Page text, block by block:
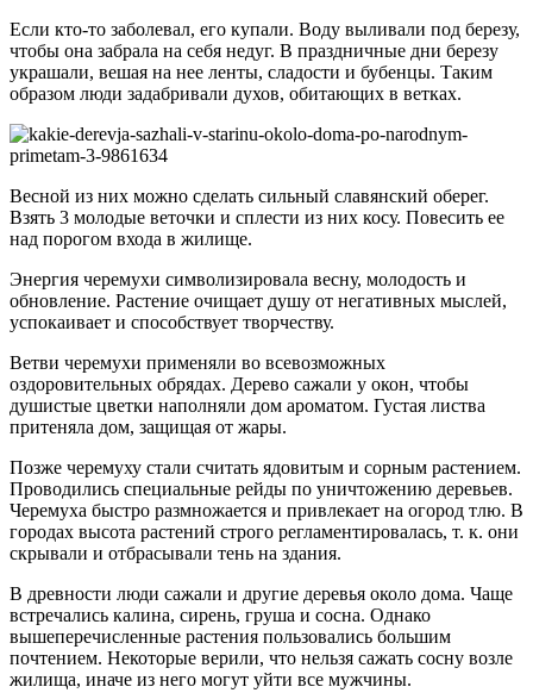
Если кто-то заболевал, его купали. Воду выливали под березу,
чтобы она забрала на себя недуг. В праздничные дни березу
украшали, вешая на нее ленты, сладости и бубенцы. Таким
образом люди задабривали духов, обитающих в ветках.
Весной из них можно сделать сильный славянский оберег.
Взять 3 молодые веточки и сплести из них косу. Повесить ее
над порогом входа в жилище.
Энергия черемухи символизировала весну, молодость и
обновление. Растение очищает душу от негативных мыслей,
успокаивает и способствует творчеству.
Ветви черемухи применяли во всевозможных
оздоровительных обрядах. Дерево сажали у окон, чтобы
душистые цветки наполняли дом ароматом. Густая листва
притеняла дом, защищая от жары.
Позже черемуху стали считать ядовитым и сорным растением.
Проводились специальные рейды по уничтожению деревьев.
Черемуха быстро размножается и привлекает на огород тлю. В
городах высота растений строго регламентировалась, т. к. они
скрывали и отбрасывали тень на здания.
В древности люди сажали и другие деревья около дома. Чаще
встречались калина, сирень, груша и сосна. Однако
вышеперечисленные растения пользовались большим
почтением. Некоторые верили, что нельзя сажать сосну возле
жилища, иначе из него могут уйти все мужчины.